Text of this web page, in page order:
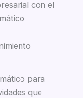
para
que